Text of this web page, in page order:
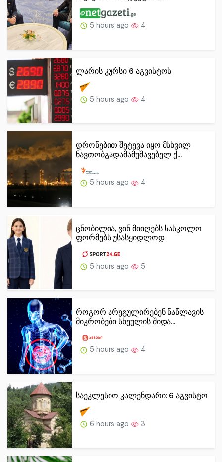
5 hours ago 4
ლარის კურსი 6 აგვისტოს
5 hours ago 4
დრონებით შეტევა იყო მსხვილ
ნავთობგადამამუშავებელ ქ...
5 hours ago 4
ცნობილია, ვინ მიიღებს სასკოლო
ფორმებს უსასყიდლოდ
5 hours ago 5
როგორ არეგულირებენ ნაწლავის
მიკრობები სხეულის შიდა...
5 hours ago 4
საეკლესიო კალენდარი: 6 აგვისტო
6 hours ago 3